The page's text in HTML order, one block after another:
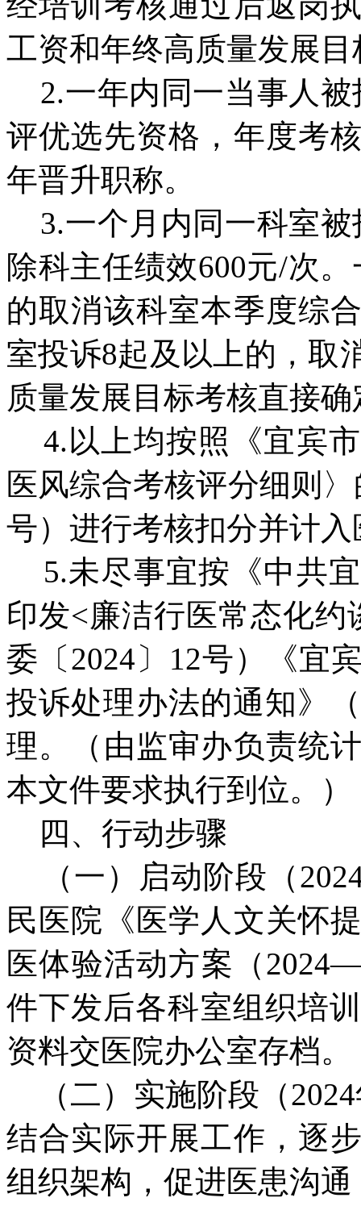
工资和年终高质量发展
2.一年内同一当事人被
评优选先资格，年度考
年晋升职称。
3.一个月内同一科室被
除科主任绩效600元/次
的取消该科室本季度综
室投诉8起及以上的，取
质量发展目标考核直接
4.以上均按照《宜宾
医风综合考核评分细则
号）进行考核扣分并计
5.未尽事宜按《中共
印发<廉洁行医常态化
委〔2024〕12号）《宜
投诉处理办法的通知》
理。（由监审办负责统
本文件要求执行到位。）
四、行动步骤
（一）启动阶段（
民医院《医学人文关怀
医体验活动方案（
件下发后各科室组织培
资料交医院办公室存档。
（二）实施阶段（2024
结合实际开展工作，逐
组织架构，促进医患沟